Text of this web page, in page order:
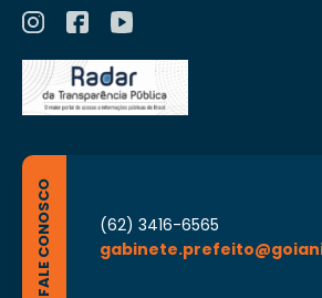
FALE CONOSCO
(62) 3416-6565